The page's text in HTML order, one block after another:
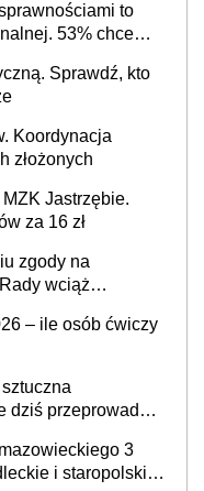
to
53% chce
Sprawdź, kto
Koordynacja
złożonych
Jastrzębie.
za 16 zł
zgody na
wciąż
– ile osób ćwiczy
dziś przeprowadzić
3
i staropolskie.